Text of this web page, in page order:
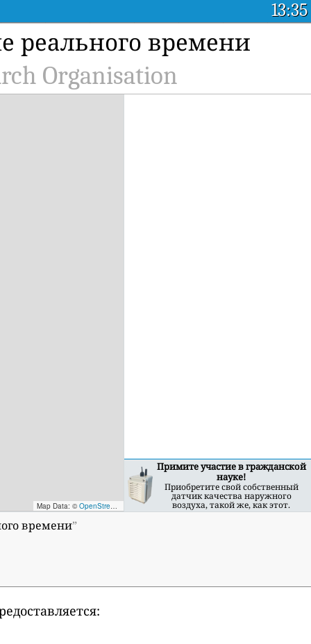
13:35
реального времени
Organisation
Map Data: © OpenStreetMap contributors ; Map render ©Tracestrack
Примите участие в гражданской
науке!
Приобретите свой собственный
датчик качества наружного
воздуха, такой же, как этот.
времени”